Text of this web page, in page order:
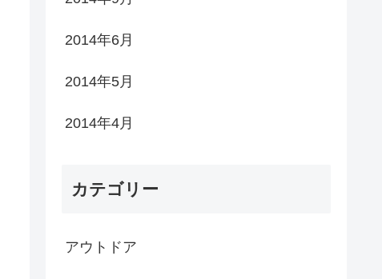
2014年6月
2014年5月
2014年4月
カテゴリー
アウトドア